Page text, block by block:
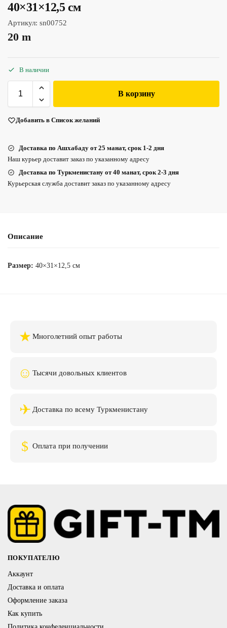
40×31×12,5 см
Артикул: sn00752
20 m
В наличии
В корзину
Добавить в Список желаний
Доставка по Ашхабаду от 25 манат, срок 1-2 дня
Наш курьер доставит заказ по указанному адресу
Доставка по Туркменистану от 40 манат, срок 2-3 дня
Курьерская служба доставит заказ по указанному адресу
Описание
Размер: 40×31×12,5 см
★ Многолетний опыт работы
☺ Тысячи довольных клиентов
✈ Доставка по всему Туркменистану
$ Оплата при получении
ПОКУПАТЕЛЮ
Аккаунт
Доставка и оплата
Оформление заказа
Как купить